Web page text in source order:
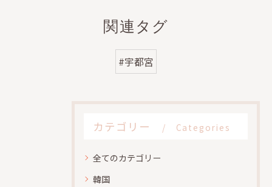
関連タグ
#宇都宮
カテゴリー Categories
全てのカテゴリー
韓国